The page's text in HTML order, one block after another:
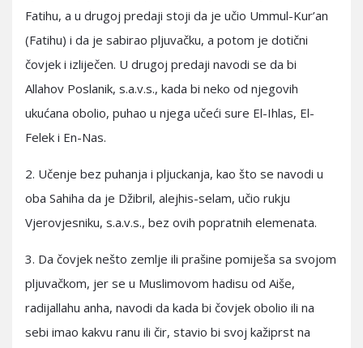
Fatihu, a u drugoj predaji stoji da je učio Ummul-Kur’an
(Fatihu) i da je sabirao pljuvačku, a potom je dotični
čovjek i izliječen. U drugoj predaji navodi se da bi
Allahov Poslanik, s.a.v.s., kada bi neko od njegovih
ukućana obolio, puhao u njega učeći sure El-Ihlas, El-
Felek i En-Nas.
2. Učenje bez puhanja i pljuckanja, kao što se navodi u
oba Sahiha da je Džibril, alejhis-selam, učio rukju
Vjerovjesniku, s.a.v.s., bez ovih popratnih elemenata.
3. Da čovjek nešto zemlje ili prašine pomiješa sa svojom
pljuvačkom, jer se u Muslimovom hadisu od Aiše,
radijallahu anha, navodi da kada bi čovjek obolio ili na
sebi imao kakvu ranu ili čir, stavio bi svoj kažiprst na